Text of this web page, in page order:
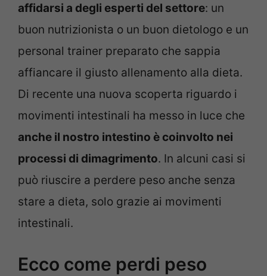
affidarsi a degli esperti del settore: un
buon nutrizionista o un buon dietologo e un
personal trainer preparato che sappia
affiancare il giusto allenamento alla dieta.
Di recente una nuova scoperta riguardo i
movimenti intestinali ha messo in luce che
anche il nostro intestino è coinvolto nei
processi di dimagrimento. In alcuni casi si
può riuscire a perdere peso anche senza
stare a dieta, solo grazie ai movimenti
intestinali.
Ecco come perdi peso